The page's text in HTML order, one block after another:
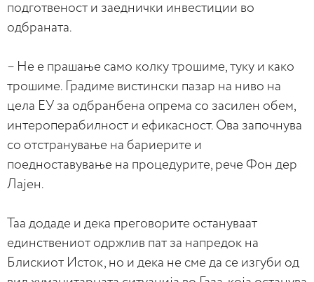
подготвеност и заеднички инвестиции во
одбраната.
– Не е прашање само колку трошиме, туку и како
трошиме. Градиме вистински пазар на ниво на
цела ЕУ за одбранбена опрема со засилен обем,
интероперабилност и ефикасност. Ова започнува
со отстранување на бариерите и
поедноставување на процедурите, рече Фон дер
Лајен.
Таа додаде и дека преговорите остануваат
единствениот одржлив пат за напредок на
Блискиот Исток, но и дека не сме да се изгуби од